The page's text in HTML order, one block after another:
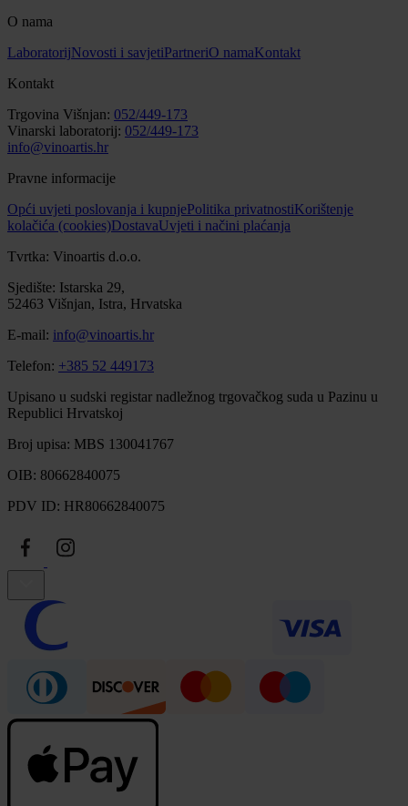
O nama
LaboratorijNovosti i savjetiPartneriO namaKontakt
Kontakt
Trgovina Višnjan: 052/449-173
Vinarski laboratorij: 052/449-173
info@vinoartis.hr
Pravne informacije
Opći uvjeti poslovanja i kupnjePolitika privatnostiKorištenje
kolačića (cookies)DostavaUvjeti i načini plaćanja
Tvrtka: Vinoartis d.o.o.
Sjedište: Istarska 29,
52463 Višnjan, Istra, Hrvatska
E-mail: info@vinoartis.hr
Telefon: +385 52 449173
Upisano u sudski registar nadležnog trgovačkog suda u Pazinu u
Republici Hrvatskoj
Broj upisa: MBS 130041767
OIB: 80662840075
PDV ID: HR80662840075